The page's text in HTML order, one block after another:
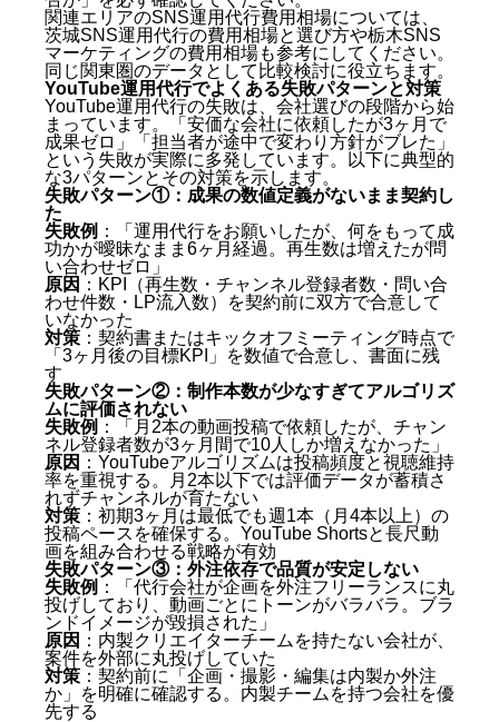
関連エリアのSNS運用代行費用相場については、
茨城SNS運用代行の費用相場と選び方や栃木SNS
マーケティングの費用相場も参考にしてください。
同じ関東圏のデータとして比較検討に役立ちます。
YouTube運用代行でよくある失敗パターンと対策
YouTube運用代行の失敗は、会社選びの段階から始
まっています。「安価な会社に依頼したが3ヶ月で
成果ゼロ」「担当者が途中で変わり方針がブレた」
という失敗が実際に多発しています。以下に典型的
な3パターンとその対策を示します。
失敗パターン①：成果の数値定義がないまま契約し
た
失敗例 ：「運用代行をお願いしたが、何をもって成
功かが曖昧なまま6ヶ月経過。再生数は増えたが問
い合わせゼロ」
原因 ：KPI（再生数・チャンネル登録者数・問い合
わせ件数・LP流入数）を契約前に双方で合意して
いなかった
対策 ：契約書またはキックオフミーティング時点で
「3ヶ月後の目標KPI」を数値で合意し、書面に残
す
失敗パターン②：制作本数が少なすぎてアルゴリズ
ムに評価されない
失敗例 ：「月2本の動画投稿で依頼したが、チャン
ネル登録者数が3ヶ月間で10人しか増えなかった」
原因 ：YouTubeアルゴリズムは投稿頻度と視聴維持
率を重視する。月2本以下では評価データが蓄積さ
れずチャンネルが育たない
対策 ：初期3ヶ月は最低でも週1本（月4本以上）の
投稿ペースを確保する。YouTube Shortsと長尺動
画を組み合わせる戦略が有効
失敗パターン③：外注依存で品質が安定しない
失敗例 ：「代行会社が企画を外注フリーランスに丸
投げしており、動画ごとにトーンがバラバラ。ブラ
ンドイメージが毀損された」
原因 ：内製クリエイターチームを持たない会社が、
案件を外部に丸投げしていた
対策 ：契約前に「企画・撮影・編集は内製か外注
か」を明確に確認する。内製チームを持つ会社を優
先する
失敗パターン②：制作本数が少なすぎてアルゴリズ
ムに評価されない
失敗パターン③：外注依存で品質が安定しない
YouTube運用代行と他のSNS運用代行の違い — 媒体
選定の判断基準
YouTube運用代行に関するよくある質問（FAQ）
Q. YouTube運用代行の柏エリアでの費用相場はい
くらですか？
Q. YouTube運用代行を依頼してから成果が出るま
でどのくらいかかりますか？
Q. 柏エリア以外の会社（東京・札幌など）に
YouTube運用代行を依頼できますか？
Q. YouTube運用代行とSNS運用代行はどう違いま
すか？
Q. YouTube運用代行会社を選ぶ際に最も重視すべ
き点は何ですか？
Q. 最低契約期間はどのくらいですか？
Q. YouTube Shortsと長尺YouTubeはどちらを優先
すべきですか？
まとめ：YouTube運用代行 柏おすすめ5社を徹底比較
【2026年最新版】